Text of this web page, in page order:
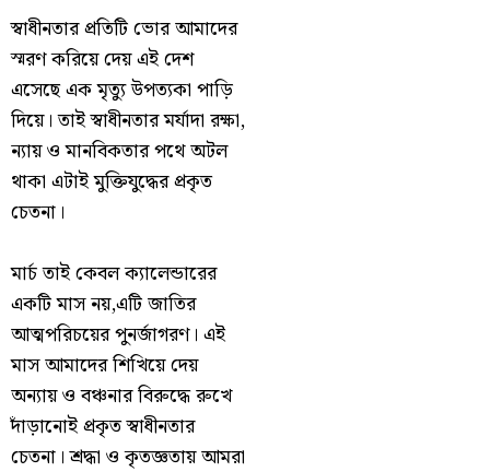
স্বাধীনতার প্রতিটি ভোর আমাদের
স্মরণ করিয়ে দেয় এই দেশ
এসেছে এক মৃত্যু উপত্যকা পাড়ি
দিয়ে। তাই স্বাধীনতার মর্যাদা রক্ষা,
ন্যায় ও মানবিকতার পথে অটল
থাকা এটাই মুক্তিযুদ্ধের প্রকৃত
চেতনা।
মার্চ তাই কেবল ক্যালেন্ডারের
একটি মাস নয়,এটি জাতির
আত্মপরিচয়ের পুনর্জাগরণ। এই
মাস আমাদের শিখিয়ে দেয়
অন্যায় ও বঞ্চনার বিরুদ্ধে রুখে
দাঁড়ানোই প্রকৃত স্বাধীনতার
চেতনা। শ্রদ্ধা ও কৃতজ্ঞতায় আমরা